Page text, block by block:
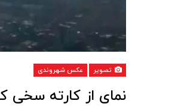
تصویر عکس شهروندی
نمای از کارته سخی